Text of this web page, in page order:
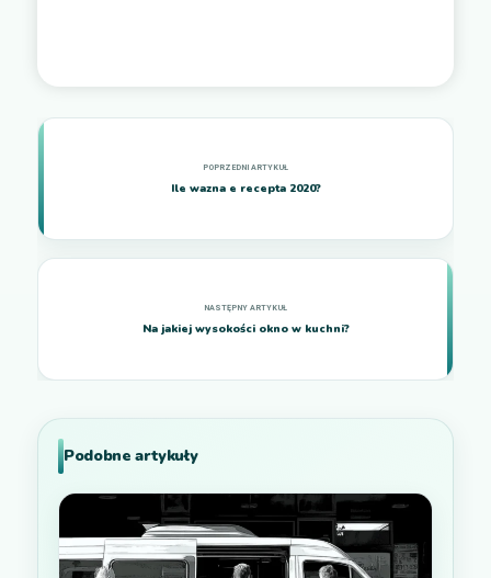
Ile wazna e recepta 2020?
Na jakiej wysokości okno w kuchni?
Podobne artykuły